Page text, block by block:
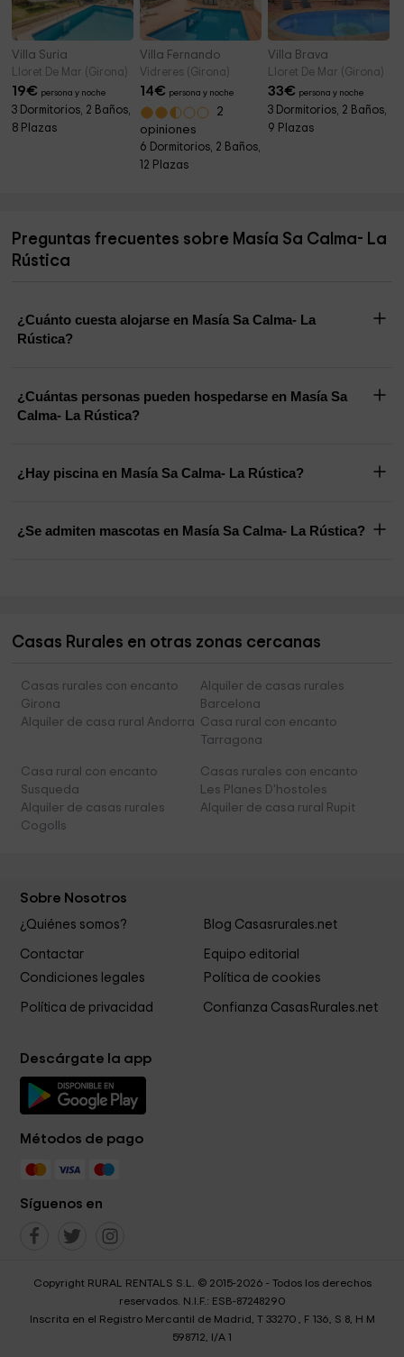
Villa Suria
Lloret De Mar (Girona)
19€ persona y noche
3 Dormitorios, 2 Baños,
8 Plazas
Villa Fernando
Vidreres (Girona)
14€ persona y noche
2
opiniones
6 Dormitorios, 2 Baños,
12 Plazas
Villa Brava
Lloret De Mar (Girona)
33€ persona y noche
3 Dormitorios, 2 Baños,
9 Plazas
Preguntas frecuentes sobre Masía Sa Calma- La
Rústica
¿Cuánto cuesta alojarse en Masía Sa Calma- La
Rústica?
¿Cuántas personas pueden hospedarse en Masía Sa
Calma- La Rústica?
¿Hay piscina en Masía Sa Calma- La Rústica?
¿Se admiten mascotas en Masía Sa Calma- La Rústica?
Casas Rurales en otras zonas cercanas
Casas rurales con encanto
Girona
Alquiler de casas rurales
Barcelona
Alquiler de casa rural Andorra Casa rural con encanto
Tarragona
Casa rural con encanto
Susqueda
Casas rurales con encanto
Les Planes D'hostoles
Alquiler de casas rurales
Cogolls
Alquiler de casa rural Rupit
Sobre Nosotros
¿Quiénes somos? Blog Casasrurales.net
Contactar
Equipo editorial
Condiciones legales
Política de cookies
Política de privacidad Confianza CasasRurales.net
Descárgate la app
Métodos de pago
Síguenos en
Copyright RURAL RENTALS S.L. © 2015-2026 - Todos los derechos
reservados. N.I.F.: ESB-87248290
Inscrita en el Registro Mercantil de Madrid, T 33270 , F 136, S 8, H M
598712, I/A 1